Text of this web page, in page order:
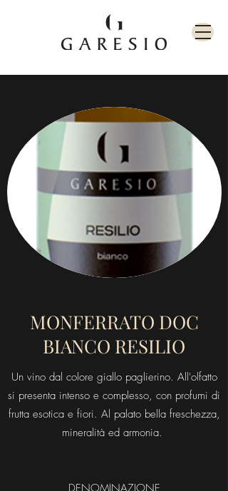
MONFERRATO DOC
BIANCO RESILIO
Un vino dal colore giallo paglierino. All'olfatto
si presenta intenso e complesso, con profumi di
frutta esotica e fiori. Al palato bella freschezza,
mineralità ed armonia.
DENOMINAZIONE